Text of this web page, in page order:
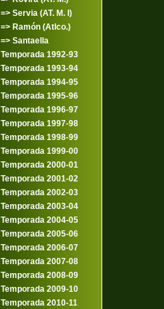
=> Servia (AT. M. I)
=> Ramón (Atlco.)
=> Santaella
Temporada 1992-93
Temporada 1993-94
Temporada 1994-95
Temporada 1995-96
Temporada 1996-97
Temporada 1997-98
Temporada 1998-99
Temporada 1999-00
Temporada 2000-01
Temporada 2001-02
Temporada 2002-03
Temporada 2003-04
Temporada 2004-05
Temporada 2005-06
Temporada 2006-07
Temporada 2007-08
Temporada 2008-09
Temporada 2009-10
Temporada 2010-11